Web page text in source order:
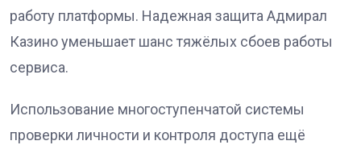
работу платформы. Надежная защита Адмирал
Казино уменьшает шанс тяжёлых сбоев работы
сервиса.
Использование многоступенчатой системы
проверки личности и контроля доступа ещё